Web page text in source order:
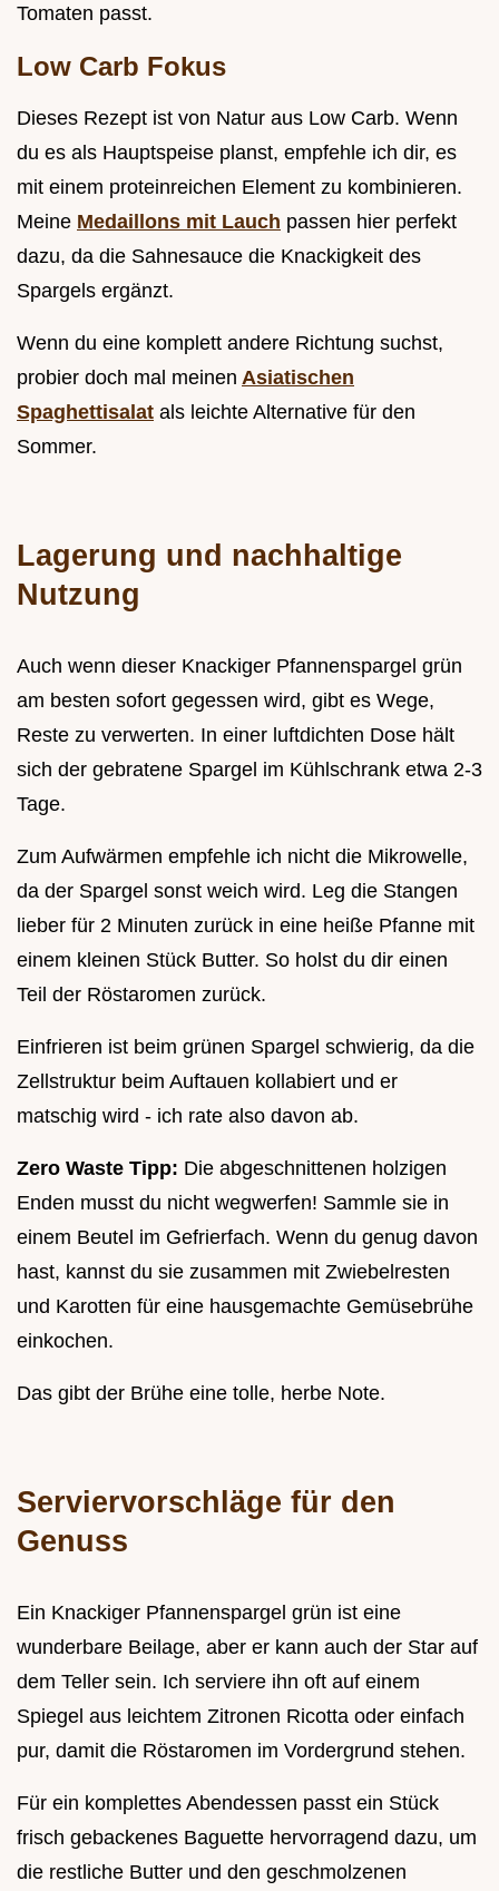
Tomaten passt.
Low Carb Fokus
Dieses Rezept ist von Natur aus Low Carb. Wenn
du es als Hauptspeise planst, empfehle ich dir, es
mit einem proteinreichen Element zu kombinieren.
Meine Medaillons mit Lauch passen hier perfekt
dazu, da die Sahnesauce die Knackigkeit des
Spargels ergänzt.
Wenn du eine komplett andere Richtung suchst,
probier doch mal meinen Asiatischen
Spaghettisalat als leichte Alternative für den
Sommer.
Lagerung und nachhaltige
Nutzung
Auch wenn dieser Knackiger Pfannenspargel grün
am besten sofort gegessen wird, gibt es Wege,
Reste zu verwerten. In einer luftdichten Dose hält
sich der gebratene Spargel im Kühlschrank etwa 2-3
Tage.
Zum Aufwärmen empfehle ich nicht die Mikrowelle,
da der Spargel sonst weich wird. Leg die Stangen
lieber für 2 Minuten zurück in eine heiße Pfanne mit
einem kleinen Stück Butter. So holst du dir einen
Teil der Röstaromen zurück.
Einfrieren ist beim grünen Spargel schwierig, da die
Zellstruktur beim Auftauen kollabiert und er
matschig wird - ich rate also davon ab.
Zero Waste Tipp: Die abgeschnittenen holzigen
Enden musst du nicht wegwerfen! Sammle sie in
einem Beutel im Gefrierfach. Wenn du genug davon
hast, kannst du sie zusammen mit Zwiebelresten
und Karotten für eine hausgemachte Gemüsebrühe
einkochen.
Das gibt der Brühe eine tolle, herbe Note.
Serviervorschläge für den
Genuss
Ein Knackiger Pfannenspargel grün ist eine
wunderbare Beilage, aber er kann auch der Star auf
dem Teller sein. Ich serviere ihn oft auf einem
Spiegel aus leichtem Zitronen Ricotta oder einfach
pur, damit die Röstaromen im Vordergrund stehen.
Für ein komplettes Abendessen passt ein Stück
frisch gebackenes Baguette hervorragend dazu, um
die restliche Butter und den geschmolzenen